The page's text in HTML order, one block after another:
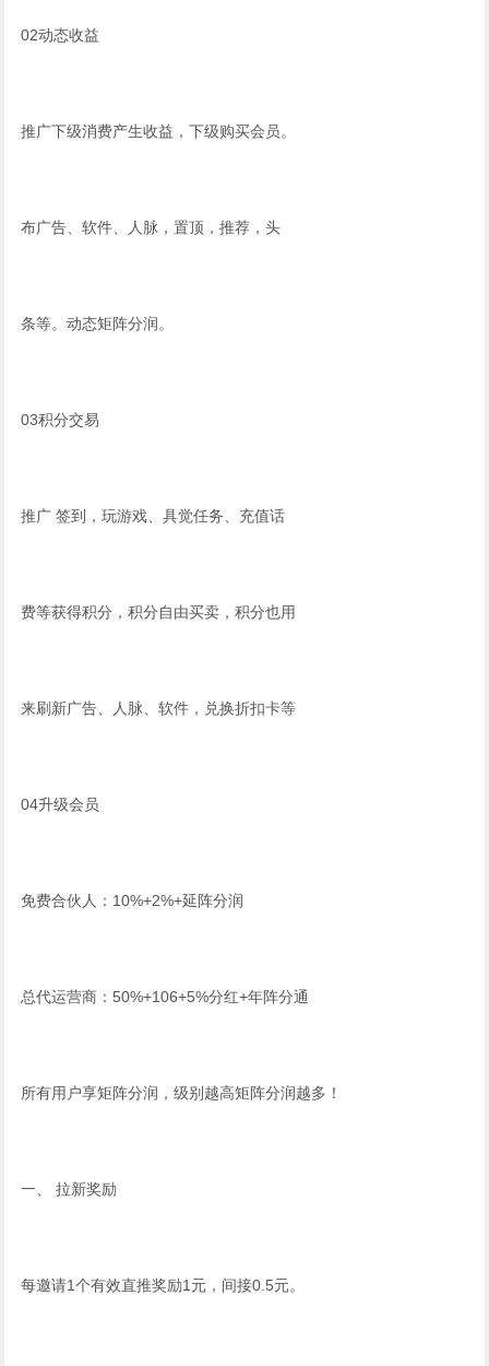
02动态收益
推广下级消费产生收益，下级购买会员。
布广告、软件、人脉，置顶，推荐，头
条等。动态矩阵分润。
03积分交易
推广 签到，玩游戏、具觉任务、充值话
费等获得积分，积分自由买卖，积分也用
来刷新广告、人脉、软件，兑换折扣卡等
04升级会员
免费合伙人：10%+2%+延阵分润
总代运营商：50%+106+5%分红+年阵分通
所有用户享矩阵分润，级别越高矩阵分润越多！
一、 拉新奖励
每邀请1个有效直推奖励1元，间接0.5元。